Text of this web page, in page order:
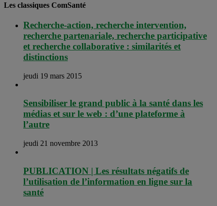
Les classiques ComSanté
Recherche-action, recherche intervention,
recherche partenariale, recherche participative
et recherche collaborative : similarités et
distinctions
jeudi 19 mars 2015
Sensibiliser le grand public à la santé dans les
médias et sur le web : d’une plateforme à
l’autre
jeudi 21 novembre 2013
PUBLICATION | Les résultats négatifs de
l’utilisation de l’information en ligne sur la
santé